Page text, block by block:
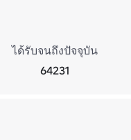
ได้รับจนถึงปัจจุบัน
64231